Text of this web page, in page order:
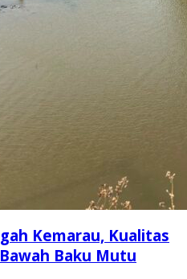
Kemarau, Kualitas
Baku Mutu